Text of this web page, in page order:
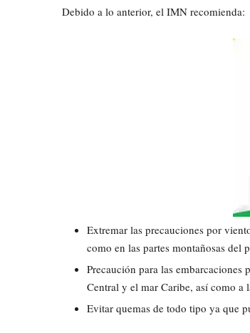
Debido a lo anterior, el IMN recomienda:
Extremar las precauciones por
como en las partes montañosas del
Precaución para las
Central y el mar Caribe, así como a
Evitar quemas de todo tipo ya que